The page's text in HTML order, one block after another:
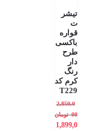
تیشر
ت
قواره
باکسی
طرح
دار
رنگ
کرم کد
T229
2,850,0
00 تومان
1,899,0